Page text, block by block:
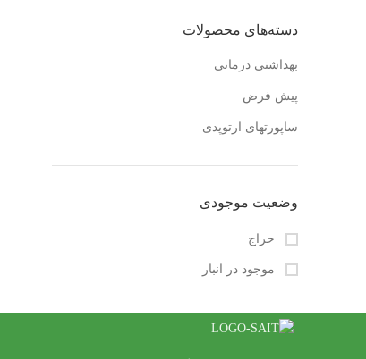
دسته‌های محصولات
بهداشتی درمانی
پیش فرض
ساپورتهای ارتوپدی
وضعیت موجودی
حراج
موجود در انبار